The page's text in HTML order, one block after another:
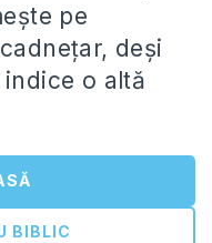
pe
deși
o altă
BIBLIC